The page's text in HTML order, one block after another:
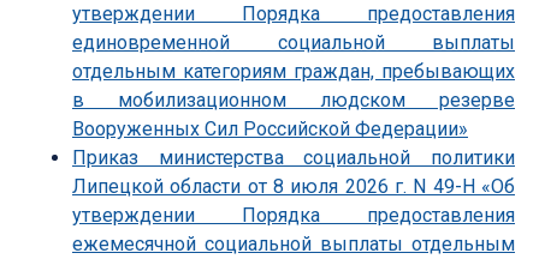
утверждении Порядка предоставления
единовременной социальной выплаты
отдельным категориям граждан, пребывающих
в мобилизационном людском резерве
Вооруженных Сил Российской Федерации»
Приказ министерства социальной политики
Липецкой области от 8 июля 2026 г. N 49-Н «Об
утверждении Порядка предоставления
ежемесячной социальной выплаты отдельным